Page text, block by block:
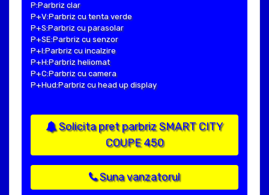
P:Parbriz clar
P+V:Parbriz cu tenta verde
P+S:Parbriz cu parasolar
P+SE:Parbriz cu senzor
P+I:Parbriz cu incalzire
P+H:Parbriz heliomat
P+C:Parbriz cu camera
P+Hud:Parbriz cu head up display
Solicita pret parbriz SMART CITY
COUPE 450
Suna vanzatorul